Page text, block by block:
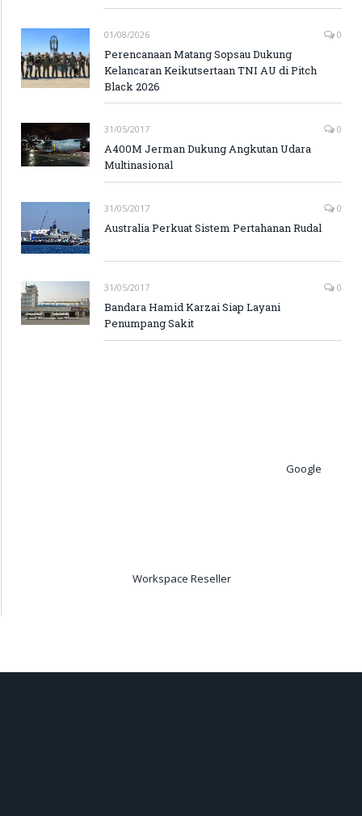
01/08/2026 0
Perencanaan Matang Sopsau Dukung
Kelancaran Keikutsertaan TNI AU di Pitch
Black 2026
31/05/2017 0
A400M Jerman Dukung Angkutan Udara
Multinasional
31/05/2017 0
Australia Perkuat Sistem Pertahanan Rudal
31/05/2017 0
Bandara Hamid Karzai Siap Layani
Penumpang Sakit
Google
Workspace Reseller